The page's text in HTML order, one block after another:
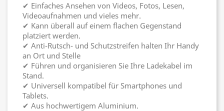
✔ Einfaches Ansehen von Videos, Fotos, Lesen,
Videoaufnahmen und vieles mehr.
✔ Kann überall auf einem flachen Gegenstand
platziert werden.
✔ Anti-Rutsch- und Schutzstreifen halten Ihr Handy
an Ort und Stelle
✔ Führen und organisieren Sie Ihre Ladekabel im
Stand.
✔ Universell kompatibel für Smartphones und
Tablets.
✔ Aus hochwertigem Aluminium.